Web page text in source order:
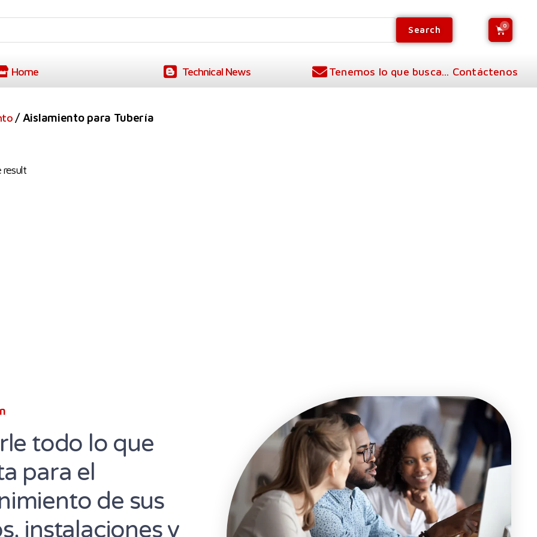
Search
Home Technical News Tenemos lo que busca... Contáctenos
/ Aislamiento para Tubería
result
todo lo que
para el
de sus
instalaciones y